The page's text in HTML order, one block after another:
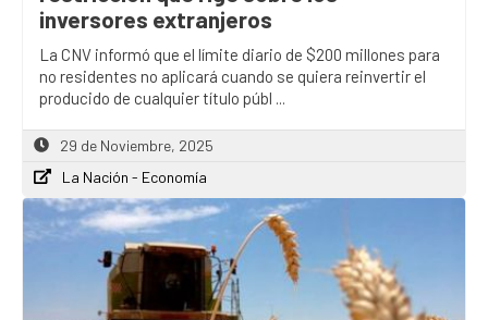
inversores extranjeros
La CNV informó que el límite diario de $200 millones para
no residentes no aplicará cuando se quiera reinvertir el
producido de cualquier título públ ...
29 de Noviembre, 2025
La Nación - Economía